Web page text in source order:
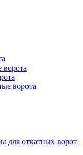
ворота
для откатных ворот